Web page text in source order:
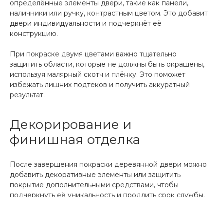
определённые элементы двери, такие как панели,
наличники или ручку, контрастным цветом. Это добавит
двери индивидуальности и подчеркнёт её
конструкцию.
При покраске двумя цветами важно тщательно
защитить области, которые не должны быть окрашены,
используя малярный скотч и плёнку. Это поможет
избежать лишних подтёков и получить аккуратный
результат.
Декорирование и
финишная отделка
После завершения покраски деревянной двери можно
добавить декоративные элементы или защитить
покрытие дополнительными средствами, чтобы
подчеркнуть её уникальность и продлить срок службы.